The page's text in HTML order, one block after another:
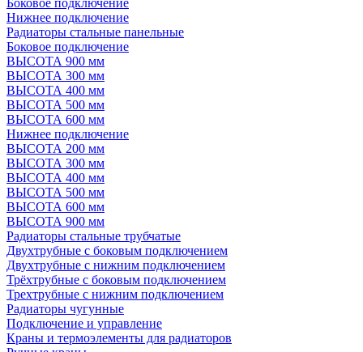
Нижнее подключение
Радиаторы стальные панельные
Боковое подключение
ВЫСОТА 900 мм
ВЫСОТА 300 мм
ВЫСОТА 400 мм
ВЫСОТА 500 мм
ВЫСОТА 600 мм
Нижнее подключение
ВЫСОТА 200 мм
ВЫСОТА 300 мм
ВЫСОТА 400 мм
ВЫСОТА 500 мм
ВЫСОТА 600 мм
ВЫСОТА 900 мм
Радиаторы стальные трубчатые
Двухтрубные с боковым подключением
Двухтрубные с нижним подключением
Трёхтрубные с боковым подключением
Трехтрубные с нижним подключением
Радиаторы чугунные
Подключение и управление
Краны и термоэлементы для радиаторов